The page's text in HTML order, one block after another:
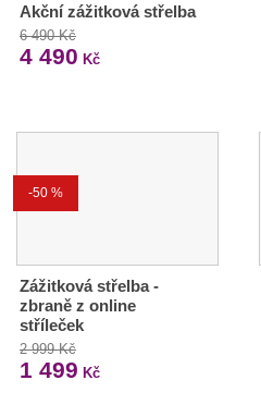
Akční zážitková střelba
6 490 Kč
4 490 Kč
-50 %
Zážitková střelba -
zbraně z online
stříleček
2 999 Kč
1 499 Kč